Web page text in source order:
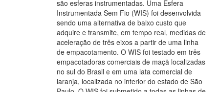
são esferas instrumentadas. Uma Esfera
Instrumentada Sem Fio (WIS) foi desenvolvida
sendo uma alternativa de baixo custo que
adquire e transmite, em tempo real, medidas de
aceleração de três eixos a partir de uma linha
de empacotamento. O WIS foi testado em três
empacotadoras comerciais de maçã localizadas
no sul do Brasil e em uma lata comercial de
laranja, localizada no interior do estado de São